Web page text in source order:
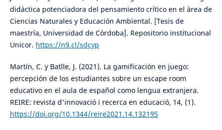
didáctica potenciadora del pensamiento crítico en el área de
Ciencias Naturales y Educación Ambiental. [Tesis de
maestría, Universidad de Córdoba]. Repositorio institucional
Unicor. https://n9.cl/sdcyp
Martín, C. y Batlle, J. (2021). La gamificación en juego:
percepción de los estudiantes sobre un escape room
educativo en el aula de español como lengua extranjera.
REIRE: revista d'innovació i recerca en educació, 14, (1).
https://doi.org/10.1344/reire2021.14.132195